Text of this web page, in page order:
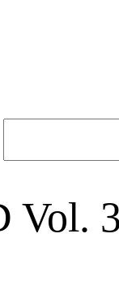
e
Vol. 3